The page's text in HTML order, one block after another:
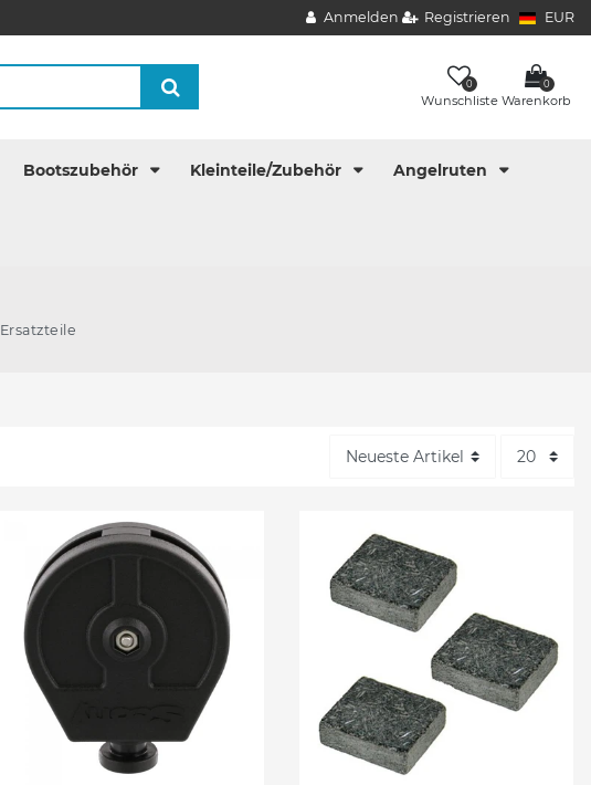
Anmelden Registrieren EUR
0
Wunschliste
0
Warenkorb
Bootszubehör Kleinteile/Zubehör Angelruten
Ersatzteile